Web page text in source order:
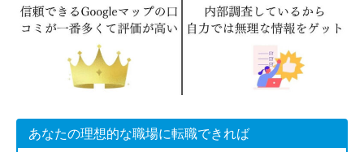
あなたの理想的な職場に転職できれば